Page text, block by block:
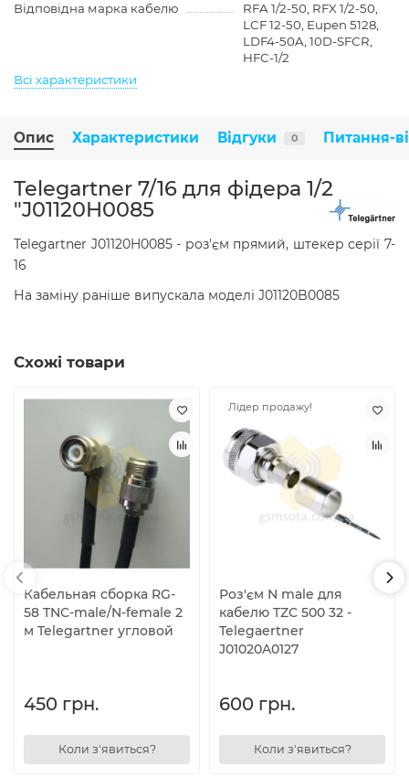
Відповідна марка кабелю
RFA 1/2-50, RFX 1/2-50,
LCF 12-50, Eupen 5128,
LDF4-50A, 10D-SFCR,
HFC-1/2
Всі характеристики
Опис Характеристики Відгуки 0 Питання-
Telegartner 7/16 для фідера 1/2
"J01120H0085
Telegartner J01120H0085 - роз'єм прямий, штекер серії 7-
16
На заміну раніше випускала моделі J01120B0085
Схожі товари
Кабельная сборка RG-
58 TNC-male/N-female 2
м Telegartner угловой
450 грн.
Коли з'явиться?
Лідер продажу!
Роз'єм N male для
кабелю TZC 500 32 -
Telegaertner
J01020A0127
600 грн.
Коли з'явиться?